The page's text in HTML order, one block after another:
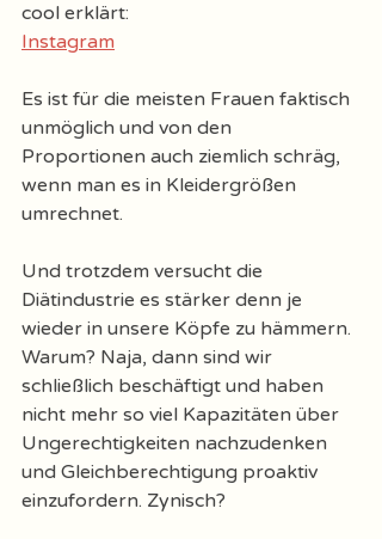
cool erklärt:
Instagram
Es ist für die meisten Frauen faktisch
unmöglich und von den
Proportionen auch ziemlich schräg,
wenn man es in Kleidergrößen
umrechnet.
Und trotzdem versucht die
Diätindustrie es stärker denn je
wieder in unsere Köpfe zu hämmern.
Warum? Naja, dann sind wir
schließlich beschäftigt und haben
nicht mehr so viel Kapazitäten über
Ungerechtigkeiten nachzudenken
und Gleichberechtigung proaktiv
einzufordern. Zynisch?